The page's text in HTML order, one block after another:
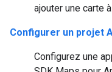
ajouter une carte
Configurer un projet
Configurez une